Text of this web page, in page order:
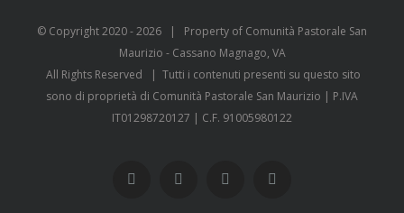
© Copyright 2020 -2026 | Property of Comunità Pastorale San
Maurizio - Cassano Magnago, VA
All Rights Reserved | Tutti i contenuti presenti su questo sito
sono di proprietà di Comunità Pastorale San Maurizio | P.IVA
IT01298720127 | C.F. 91005980122
WhatsAppYouTube Instagram